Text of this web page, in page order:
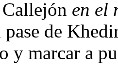
en el
de
y marcar a